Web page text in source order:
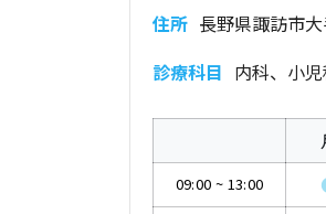
住所 長野県諏訪市
診療科目 内科、小
09:00 ~ 13:00